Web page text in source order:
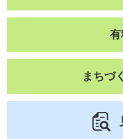
有
まちづ